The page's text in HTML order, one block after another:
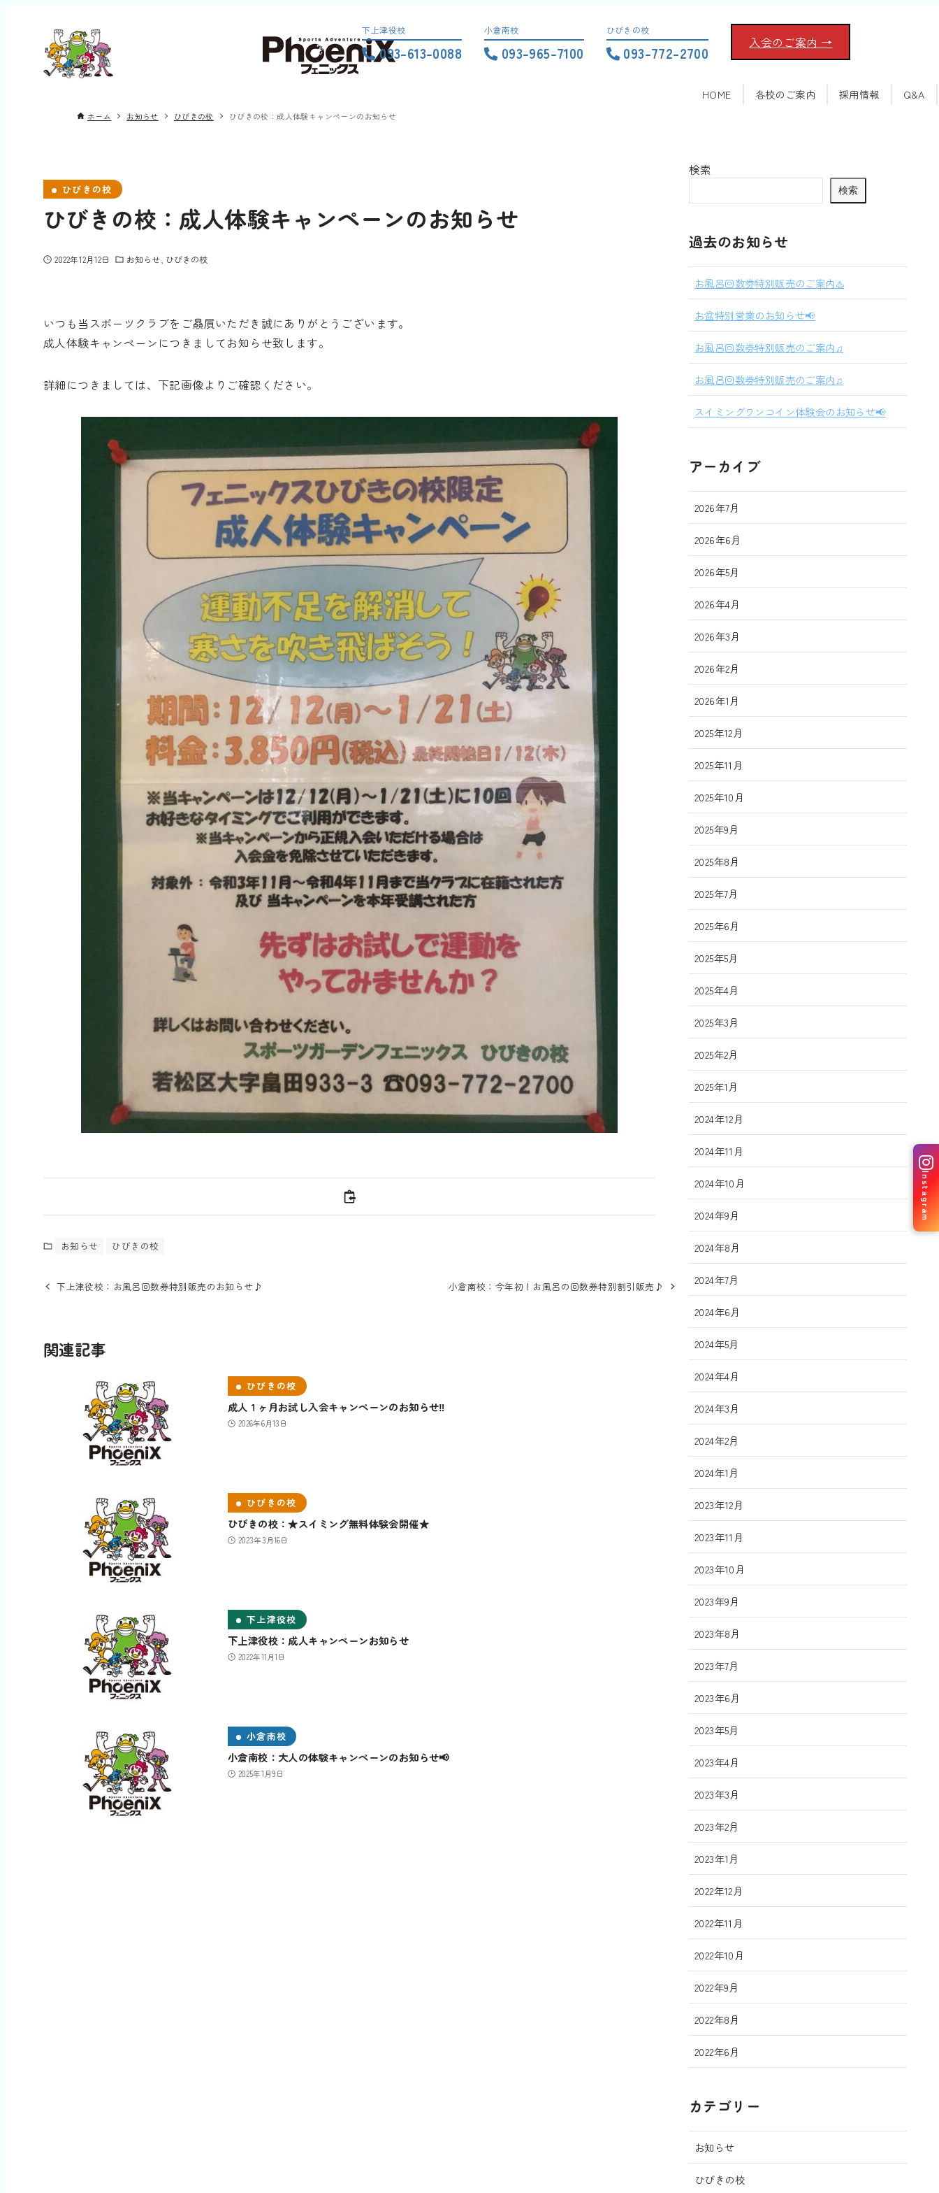
下上津役校
093-613-0088
小倉南校
093-965-7100
ひびきの校
093-772-2700
入会のご案内 →
HOME 各校のご案内 採用情報 Q&A
ホーム お知らせ ひびきの校 ひびきの校：成人体験キャンペーンのお知らせ
ひびきの校
ひびきの校：成人体験キャンペーンのお知らせ
2022年12月12日 お知らせ ひびきの校
いつも当スポーツクラブをご贔屓いただき誠にありがとうございます。
成人体験キャンペーンにつきましてお知らせ致します。
詳細につきましては、下記画像よりご確認ください。
お知らせ ひびきの校
下上津役校：お風呂回数券特別販売のお知らせ♪ 小倉南校：今年初！お風呂の回数券特別割引販売♪
関連記事
ひびきの校
成人１ヶ月お試し入会キャンペーンのお知らせ‼️
2026年6月13日
ひびきの校
ひびきの校：★スイミング無料体験会開催★
2023年3月16日
下上津役校
下上津役校：成人キャンペーンお知らせ
2022年11月1日
小倉南校
小倉南校：大人の体験キャンペーンのお知らせ📢
2025年1月9日
検索
検索
過去のお知らせ
お風呂回数券特別販売のご案内♨️
お盆特別営業のお知らせ📢
お風呂回数券特別販売のご案内♫
お風呂回数券特別販売のご案内♫
スイミングワンコイン体験会のお知らせ📢
アーカイブ
2026年7月
2026年6月
2026年5月
2026年4月
2026年3月
2026年2月
2026年1月
2025年12月
2025年11月
2025年10月
2025年9月
2025年8月
2025年7月
2025年6月
2025年5月
2025年4月
2025年3月
2025年2月
2025年1月
2024年12月
2024年11月
2024年10月
2024年9月
2024年8月
2024年7月
2024年6月
2024年5月
2024年4月
2024年3月
2024年2月
2024年1月
2023年12月
2023年11月
2023年10月
2023年9月
2023年8月
2023年7月
2023年6月
2023年5月
2023年4月
2023年3月
2023年2月
2023年1月
2022年12月
2022年11月
2022年10月
2022年9月
2022年8月
2022年6月
カテゴリー
お知らせ
ひびきの校
Instagram